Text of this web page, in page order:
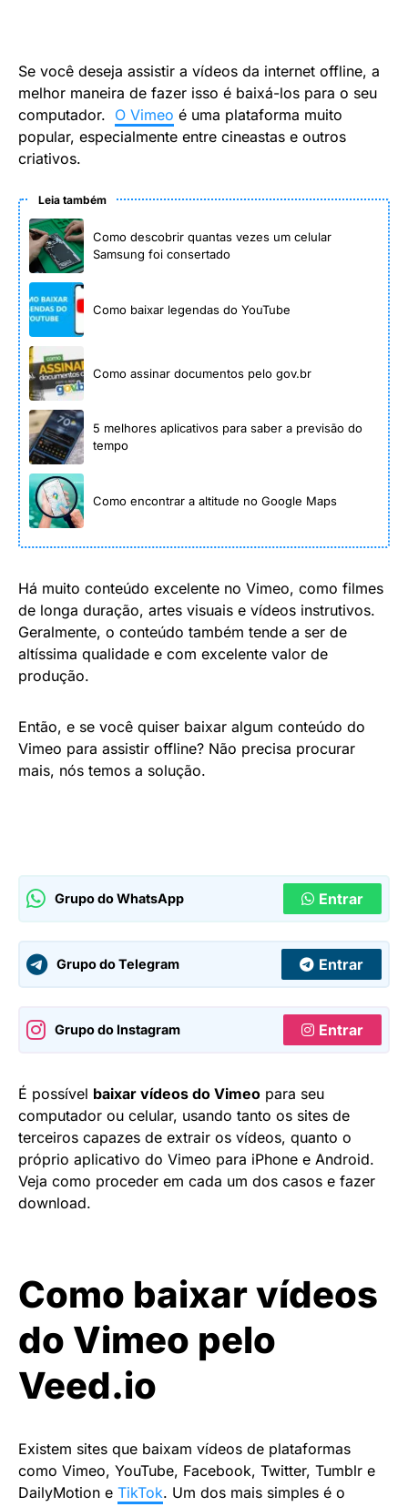
Se você deseja assistir a vídeos da internet offline, a
melhor maneira de fazer isso é baixá-los para o seu
computador. O Vimeo é uma plataforma muito
popular, especialmente entre cineastas e outros
criativos.
Leia também
Como descobrir quantas vezes um celular
Samsung foi consertado
Como baixar legendas do YouTube
Como assinar documentos pelo gov.br
5 melhores aplicativos para saber a previsão do
tempo
Como encontrar a altitude no Google Maps
Há muito conteúdo excelente no Vimeo, como filmes
de longa duração, artes visuais e vídeos instrutivos.
Geralmente, o conteúdo também tende a ser de
altíssima qualidade e com excelente valor de
produção.
Então, e se você quiser baixar algum conteúdo do
Vimeo para assistir offline? Não precisa procurar
mais, nós temos a solução.
Grupo do WhatsApp Entrar
Grupo do Telegram Entrar
Grupo do Instagram Entrar
É possível baixar vídeos do Vimeo para seu
computador ou celular, usando tanto os sites de
terceiros capazes de extrair os vídeos, quanto o
próprio aplicativo do Vimeo para iPhone e Android.
Veja como proceder em cada um dos casos e fazer
download.
Como baixar vídeos
do Vimeo pelo
Veed.io
Existem sites que baixam vídeos de plataformas
como Vimeo, YouTube, Facebook, Twitter, Tumblr e
DailyMotion e TikTok. Um dos mais simples é o